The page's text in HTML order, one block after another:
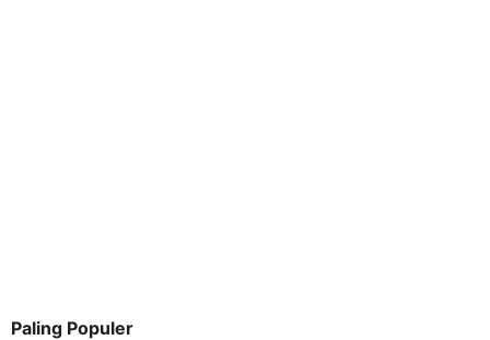
Paling Populer